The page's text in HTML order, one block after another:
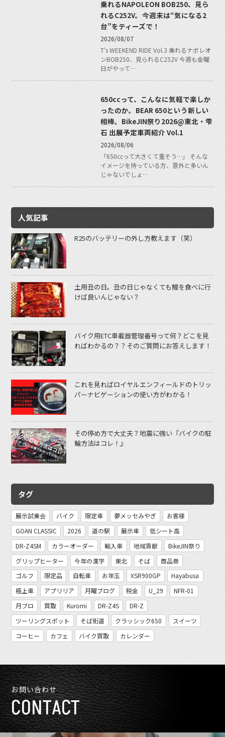
乗れるNAPOLEON BOB250、見ら
れるC252V。今週末は“気になる2
台”をティーズで！
2026/08/07
T's WEEKEND RIDE Vol.3 乗れるナポレオ
ンBOB250、見られるC252V 今週も金曜
日がやって…
650ccって、こんなに気軽で楽しか
ったのか。BEAR 650という新しい
相棒。BikeJIN祭り2026@東北・雫
石 出展予定車両紹介 Vol.1
2026/08/06
「650ccって大きくて重そう…」 そんな
イメージを持っている方、意外と多いん
じゃないでしょ…
人気記事
R25のバッテリーの外し方教えます（笑）
土用丑の日。丑の日じゃなくても鰻を食べに行
けば良いんじゃない？
バイク用ETC車載器管理番号って何？どこを見
ればわかるの？？そのご質問にお答えします！
これを見ればロイヤルエンフィールドのトリッ
パーナビゲーションの使い方がわかる！
その停め方で大丈夫？地震に強い『バイクの駐
輪方法はコレ！』
タグ
展示試乗会 バイク 限定車 夢メッセみやぎ
お客様
GOAN CLASSIC
2026 道の駅 展示車
低シート高
DR-Z4SM
カラーオーダー 輸入車 地域貢献
BikeJIN祭り
グリップヒーター
今年の漢字 東北 そば
商品券
ゴルフ
限定品 自転車 お年玉 XSR900GP
Hayabusa
極上車
アプリリア 月曜ブログ 税金 U_29
NFR-01
月ブロ
買取 Kuromi DR-Z4S
DR-Z
ツーリングスポット
そば街道 クラッシック650
スイーツ
コーヒー
カフェ バイク買取 カレンダー
お問い合わせ
CONTACT